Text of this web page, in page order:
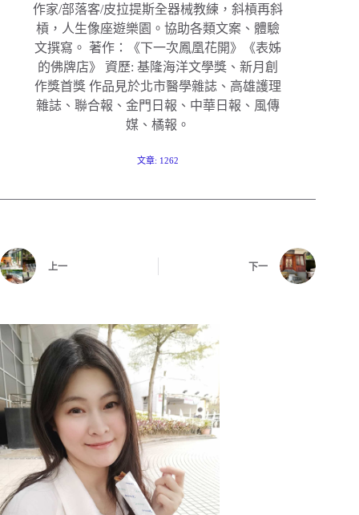
作家/部落客/皮拉提斯全器械教練，斜槓再斜
槓，人生像座遊樂園。協助各類文案、體驗
文撰寫。 著作：《下一次鳳凰花開》《表姊
的佛牌店》 資歷: 基隆海洋文學獎、新月創
作獎首獎 作品見於北市醫學雜誌、高雄護理
雜誌、聯合報、金門日報、中華日報、風傳
媒、橘報。
文章: 1262
上一 下一